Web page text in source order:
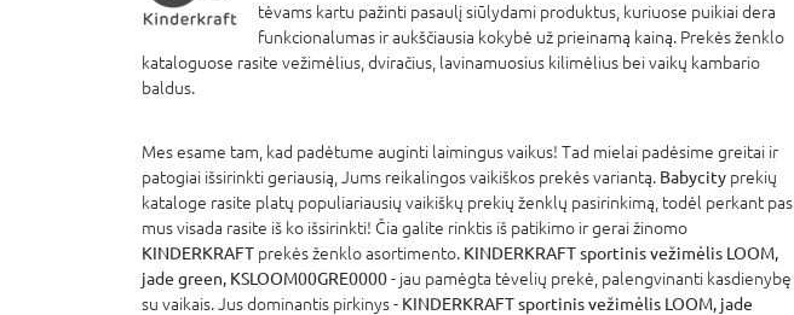
tėvams kartu pažinti pasaulį siūlydami produktus, kuriuose puikiai dera
funkcionalumas ir aukščiausia kokybė už prieinamą kainą. Prekės ženklo
kataloguose rasite vežimėlius, dviračius, lavinamuosius kilimėlius bei vaikų kambario
baldus.
Mes esame tam, kad padėtume auginti laimingus vaikus! Tad mielai padėsime greitai ir
patogiai išsirinkti geriausią, Jums reikalingos vaikiškos prekės variantą. Babycity prekių
kataloge rasite platų populiariausių vaikiškų prekių ženklų pasirinkimą, todėl perkant pas
mus visada rasite iš ko išsirinkti! Čia galite rinktis iš patikimo ir gerai žinomo
KINDERKRAFT prekės ženklo asortimento. KINDERKRAFT sportinis vežimėlis LOOM,
jade green, KSLOOM00GRE0000- jau pamėgta tėvelių prekė, palengvinanti kasdienybę
su vaikais. Jus dominantis pirkinys - KINDERKRAFT sportinis vežimėlis LOOM, jade